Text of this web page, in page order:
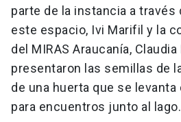
parte de la instancia a través
este espacio, Ivi Marifil y la
del MIRAS Araucanía,
presentaron las semillas de
de una huerta que se
para encuentros junto al lago.